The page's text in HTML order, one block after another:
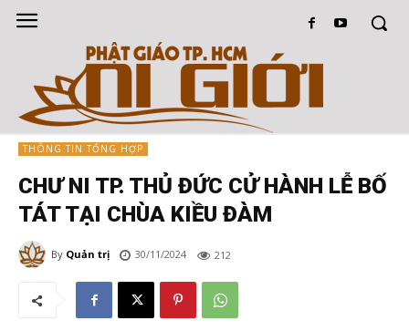
THÔNG TIN TỔNG HỢP
CHƯ NI TP. THỦ ĐỨC CỬ HÀNH LỄ BỐ
TÁT TẠI CHÙA KIỀU ĐÀM
By Quản trị 30/11/2024 212